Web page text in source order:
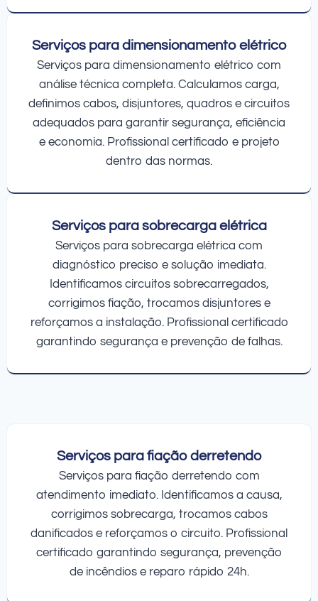
Serviços para dimensionamento elétrico
Serviços para dimensionamento elétrico com
análise técnica completa. Calculamos carga,
definimos cabos, disjuntores, quadros e circuitos
adequados para garantir segurança, eficiência
e economia. Profissional certificado e projeto
dentro das normas.
Serviços para sobrecarga elétrica
Serviços para sobrecarga elétrica com
diagnóstico preciso e solução imediata.
Identificamos circuitos sobrecarregados,
corrigimos fiação, trocamos disjuntores e
reforçamos a instalação. Profissional certificado
garantindo segurança e prevenção de falhas.
Serviços para fiação derretendo
Serviços para fiação derretendo com
atendimento imediato. Identificamos a causa,
corrigimos sobrecarga, trocamos cabos
danificados e reforçamos o circuito. Profissional
certificado garantindo segurança, prevenção
de incêndios e reparo rápido 24h.